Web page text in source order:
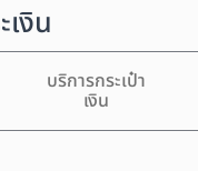
เงิน
บริการกระเป๋า
เงิน